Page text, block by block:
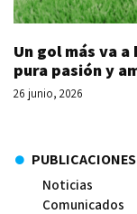
Un gol más va
pura pasión y
26 junio, 2026
PUBLICACIONES
Noticias
Comunicados